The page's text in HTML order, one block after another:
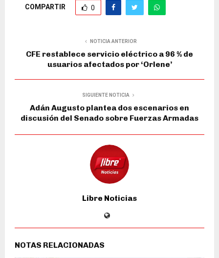
COMPARTIR 0
NOTICIA ANTERIOR
CFE restablece servicio eléctrico a 96 % de
usuarios afectados por ‘Orlene’
SIGUIENTE NOTICIA
Adán Augusto plantea dos escenarios en
discusión del Senado sobre Fuerzas Armadas
Libre Noticias
NOTAS RELACIONADAS